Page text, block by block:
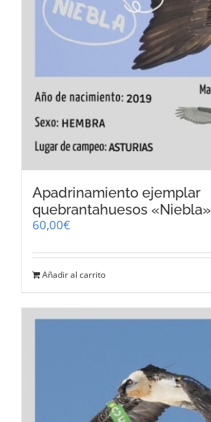
Apadrinamiento ejemplar
quebrantahuesos «Niebla»
60,00€
Añadir al carrito